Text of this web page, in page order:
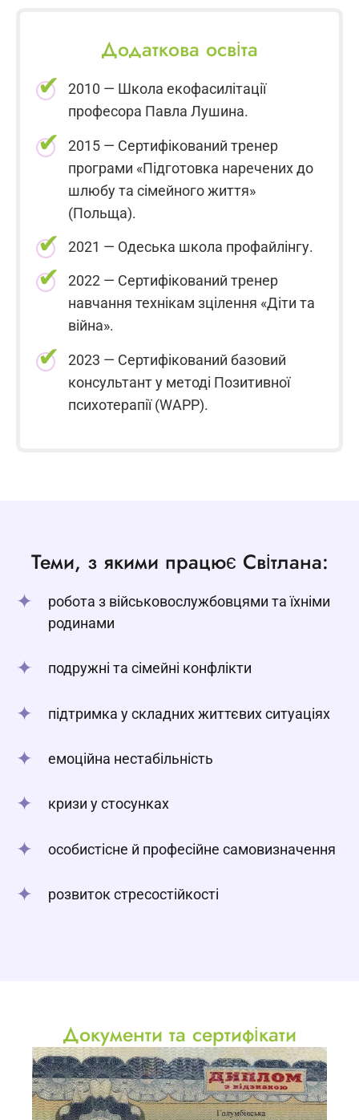
Додаткова освіта
2010 — Школа екофасилітації
професора Павла Лушина.
2015 — Сертифікований тренер
програми «Підготовка наречених до
шлюбу та сімейного життя»
(Польща).
2021 — Одеська школа профайлінгу.
2022 — Сертифікований тренер
навчання технікам зцілення «Діти та
війна».
2023 — Сертифікований базовий
консультант у методі Позитивної
психотерапії (WAPP).
Теми, з якими працює Світлана:
робота з військовослужбовцями та їхніми
родинами
подружні та сімейні конфлікти
підтримка у складних життєвих ситуаціях
емоційна нестабільність
кризи у стосунках
особистісне й професійне самовизначення
розвиток стресостійкості
Документи та сертифікати